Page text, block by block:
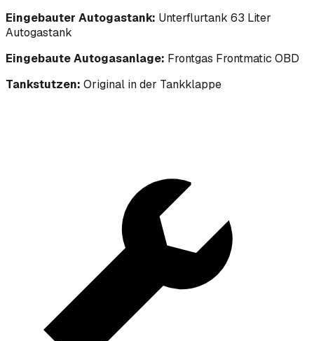
Eingebauter Autogastank: Unterflurtank 63 Liter
Autogastank
Eingebaute Autogasanlage: Frontgas Frontmatic OBD
Tankstutzen: Original in der Tankklappe